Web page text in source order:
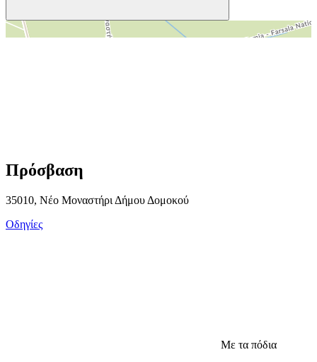
＋
Πρόσβαση
35010, Νέο Μοναστήρι Δήμου Δομοκού
Οδηγίες
Με τα πόδια